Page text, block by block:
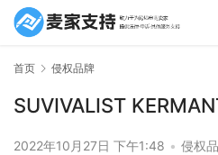
首页 侵权品牌
SUVIVALIST
2022年10月27日 下午1:48 • 侵权